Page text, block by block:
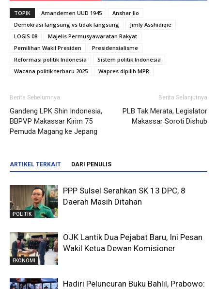
TOPIK Amandemen UUD 1945
Anshar Ilo
Demokrasi langsung vs tidak langsung
Jimly Asshidiqie
LOGIS 08
Majelis Permusyawaratan Rakyat
Pemilihan Wakil Presiden
Presidensialisme
Reformasi politik Indonesia
Sistem politik Indonesia
Wacana politik terbaru 2025
Wapres dipilih MPR
Berita Sebelumnya
Gandeng LPK Shin Indonesia,
BBPVP Makassar Kirim 75
Pemuda Magang ke Jepang
Berita Selanjutnya
PLB Tak Merata, Legislator
Makassar Soroti Dishub
ARTIKEL TERKAIT DARI PENULIS
POLITIK
PPP Sulsel Serahkan SK 13 DPC, 8
Daerah Masih Ditahan
EKONOMI
OJK Lantik Dua Pejabat Baru, Ini Pesan
Wakil Ketua Dewan Komisioner
Hadiri Peluncuran Buku Bahlil, Prabowo: